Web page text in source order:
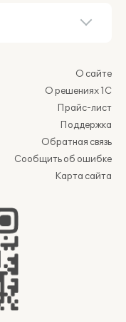
О сайте
О решениях 1С
Прайс-лист
Поддержка
Обратная связь
Сообщить об ошибке
Карта сайта